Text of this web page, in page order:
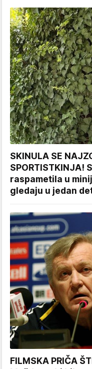
SKINULA SE
SPORTISTKINJA!
raspametila u
gledaju u jedan
FILMSKA PRIČA